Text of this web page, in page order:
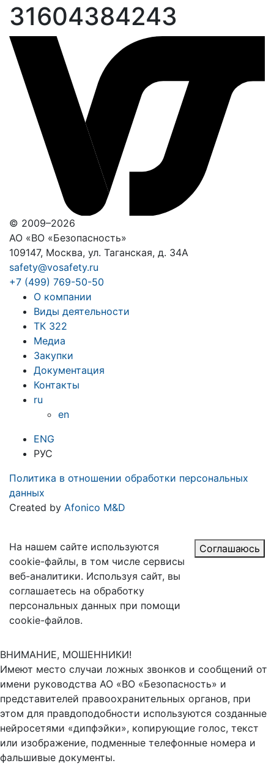
31604384243
© 2009–2026
АО «ВО «Безопасность»
109147, Москва, ул. Таганская, д. 34А
safety@vosafety.ru
+7 (499) 769-50-50
О компании
Виды деятельности
ТК 322
Медиа
Закупки
Документация
Контакты
ru
en
ENG
РУС
Политика в отношении обработки персональных
данных
Created by Afonico M&D
На нашем сайте используются
cookie-файлы, в том числе сервисы
веб-аналитики. Используя сайт, вы
соглашаетесь на обработку
персональных данных при помощи
cookie-файлов.
Соглашаюсь
ВНИМАНИЕ, МОШЕННИКИ!
Имеют место случаи ложных звонков и сообщений от
имени руководства АО «ВО «Безопасность» и
представителей правоохранительных органов, при
этом для правдоподобности используются созданные
нейросетями «дипфэйки», копирующие голос, текст
или изображение, подменные телефонные номера и
фальшивые документы.